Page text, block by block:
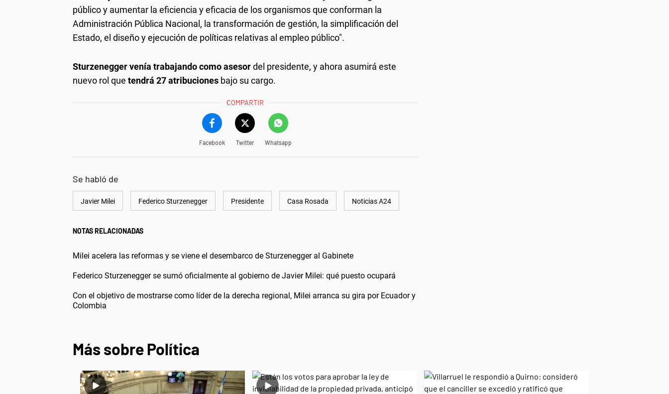
público y aumentar la eficiencia y eficacia de los organismos que conforman la
Administración Pública Nacional, la transformación de gestión, la simplificación del
Estado, el diseño y ejecución de políticas relativas al empleo público".
Sturzenegger venía trabajando como asesordel presidente, y ahora asumirá este
nuevo rol que tendrá 27 atribuciones bajo su cargo.
COMPARTIR
Facebook Twitter Whatsapp
Se habló de
Javier Milei Federico Sturzenegger Presidente Casa Rosada Noticias A24
NOTAS RELACIONADAS
Milei acelera las reformas y se viene el desembarco de Sturzenegger al Gabinete
Federico Sturzenegger se sumó oficialmente al gobierno de Javier Milei: qué puesto ocupará
Con el objetivo de mostrarse como líder de la derecha regional, Milei arranca su gira por Ecuador y
Colombia
Más sobre Política